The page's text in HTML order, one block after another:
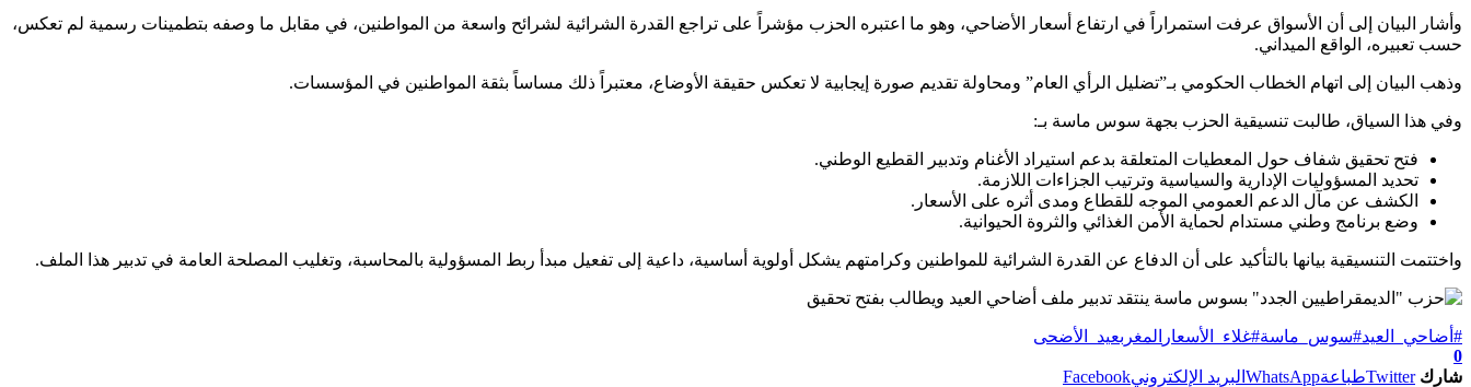
وأشار البيان إلى أن الأسواق عرفت استمراراً في ارتفاع أسعار الأضاحي، وهو ما اعتبره الحزب مؤشراً على تراجع القدرة الشرائية لشرائح واسعة من المواطنين، في مقابل ما وصفه بتطمينات رسمية لم تعكس،
حسب تعبيره، الواقع الميداني.
وذهب البيان إلى اتهام الخطاب الحكومي بـ”تضليل الرأي العام” ومحاولة تقديم صورة إيجابية لا تعكس حقيقة الأوضاع، معتبراً ذلك مساساً بثقة المواطنين في المؤسسات.
وفي هذا السياق، طالبت تنسيقية الحزب بجهة سوس ماسة بـ:
فتح تحقيق شفاف حول المعطيات المتعلقة بدعم استيراد الأغنام وتدبير القطيع الوطني.
تحديد المسؤوليات الإدارية والسياسية وترتيب الجزاءات اللازمة.
الكشف عن مآل الدعم العمومي الموجه للقطاع ومدى أثره على الأسعار.
وضع برنامج وطني مستدام لحماية الأمن الغذائي والثروة الحيوانية.
واختتمت التنسيقية بيانها بالتأكيد على أن الدفاع عن القدرة الشرائية للمواطنين وكرامتهم يشكل أولوية أساسية، داعية إلى تفعيل مبدأ ربط المسؤولية بالمحاسبة، وتغليب المصلحة العامة في تدبير هذا الملف.
#أضاحي_العيد#سوس_ماسة#غلاء_الأسعار المغربعيد_الأضحى
0
شارك TwitterطباعةWhatsApp البريد الإلكترونيFacebook